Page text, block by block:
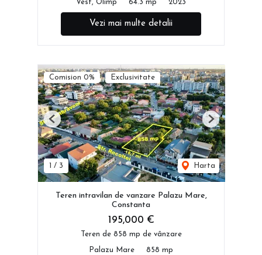
Vest, Olimp 64.3 mp 2023
Vezi mai multe detalii
Comision 0% Exclusivitate
1 / 3 Harta
Previous Next
Teren intravilan de vanzare Palazu Mare,
Constanta
195,000 €
Teren de 858 mp de vânzare
Palazu Mare 858 mp